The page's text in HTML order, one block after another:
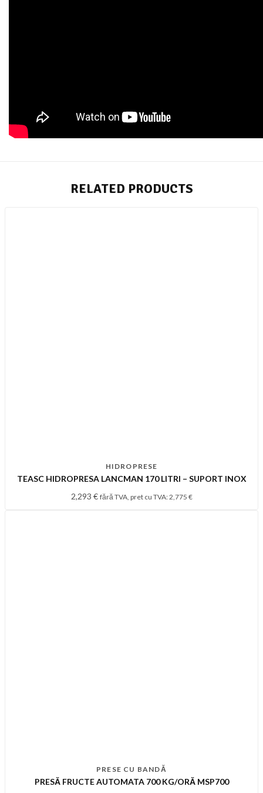
RELATED PRODUCTS
HIDROPRESE
TEASC HIDROPRESA LANCMAN 170 LITRI – SUPORT INOX
2,293 € fără TVA, pret cu TVA: 2,775 €
PRESE CU BANDĂ
PRESĂ FRUCTE AUTOMATA 700 KG/ORĂ MSP700